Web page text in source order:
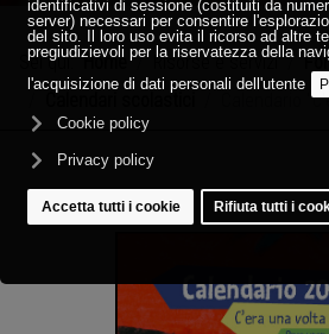
Sei qui:Home Risorse e servizi
Calendari scolastici
Calendario